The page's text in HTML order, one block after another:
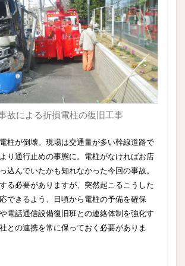
故による折損電柱の復旧工事
柱が倒壊。現場は交通量が多い幹線道路で
り通行止めの事態に。電柱がなければお店
込んでいたかも知れなかった今回の事故。
る必要がありますが、突然起こるこうした
できるよう、日頃から電柱の予備を確保
電話通信設備復旧班との連絡体制を強化す
との連携を常に保っておく必要がありま